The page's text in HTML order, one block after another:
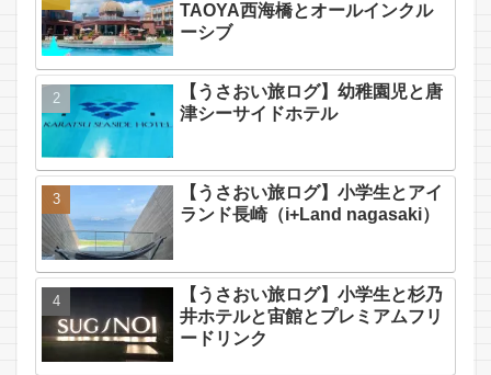
TAOYA西海橋とオールインクル
ーシブ
【うさおい旅ログ】幼稚園児と唐
津シーサイドホテル
【うさおい旅ログ】小学生とアイ
ランド長崎（i+Land nagasaki）
【うさおい旅ログ】小学生と杉乃
井ホテルと宙館とプレミアムフリ
ードリンク